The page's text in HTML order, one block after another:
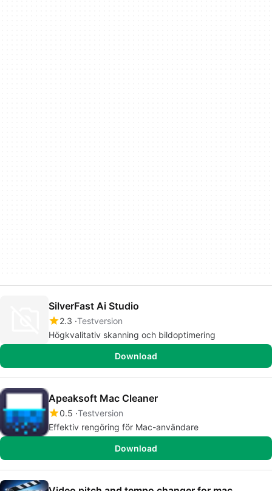
SilverFast Ai Studio
2.3 Testversion
Högkvalitativ skanning och bildoptimering
Download
Apeaksoft Mac Cleaner
0.5 Testversion
Effektiv rengöring för Mac-användare
Download